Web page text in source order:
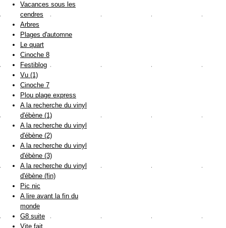
Vacances sous les
cendres
Arbres
Plages d'automne
Le quart
Cinoche 8
Festiblog
Vu (1)
Cinoche 7
Plou plage express
A la recherche du vinyl
d'ébène (1)
A la recherche du vinyl
d'ébène (2)
A la recherche du vinyl
d'ébène (3)
A la recherche du vinyl
d'ébène (fin)
Pic nic
A lire avant la fin du
monde
G8 suite
Vite fait